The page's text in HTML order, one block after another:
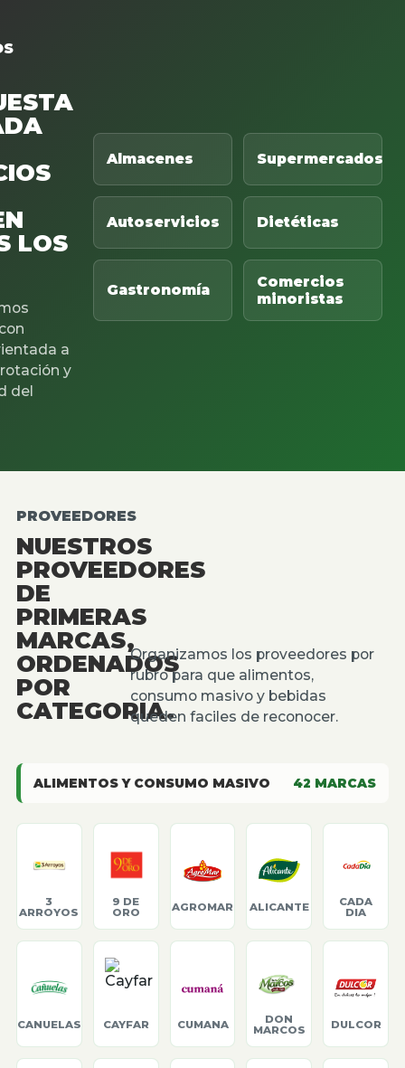
LOS
a
y
del
Almacenes Supermercados
Autoservicios Dietéticas
Gastronomía
Comercios
minoristas
PROVEEDORES
NUESTROS
PROVEEDORES
DE
PRIMERAS
MARCAS,
ORDENADOS
POR
CATEGORIA.
Organizamos los proveedores por
rubro para que alimentos,
consumo masivo y bebidas
queden faciles de reconocer.
ALIMENTOS Y CONSUMO MASIVO 42 MARCAS
3
ARROYOS
9 DE
ORO
AGROMAR ALICANTE
CADA
DIA
CANUELAS CAYFAR CUMANA
DON
MARCOS
DULCOR